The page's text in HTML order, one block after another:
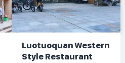
Luotuoquan Western
Style Restaurant